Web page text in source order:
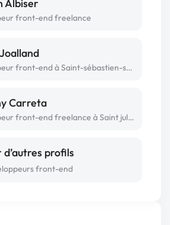
Albiser
front-end freelance
Développeur front-end à Saint-sébastien-sur-loire
Carreta
Développeur front-end freelance à Saint julien de concelles
d’autres profils
front-end